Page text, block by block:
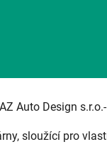
Auto Design
sloužící pro